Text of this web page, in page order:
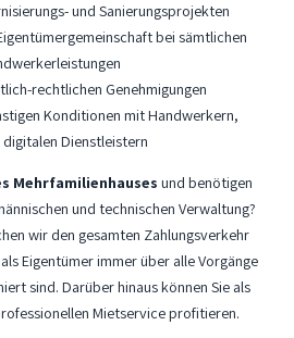
und Sanierungsprojekten
bei sämtlichen
rechtlichen Genehmigungen
Konditionen mit Handwerkern,
Dienstleistern
Mehrfamilienhauses und benötigen
und technischen Verwaltung?
wir den gesamten Zahlungsverkehr
Eigentümer immer über alle Vorgänge
sind. Darüber hinaus können Sie als
Mietservice profitieren.